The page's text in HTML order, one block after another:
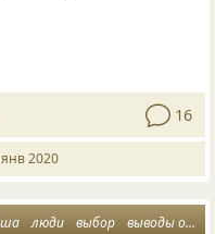
16
2020
люди выбор выводы о человеке